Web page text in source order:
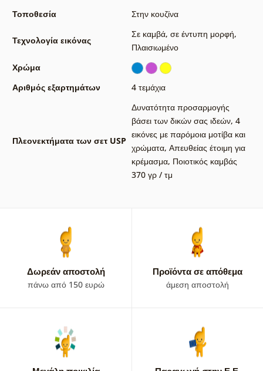
Τοποθεσία
Στην κουζίνα
Τεχνολογία εικόνας
Σε καμβά, σε έντυπη μορφή,
Πλαισιωμένο
Χρώμα
Αριθμός εξαρτημάτων
4 τεμάχια
Πλεονεκτήματα των σετ USP
Δυνατότητα προσαρμογής
βάσει των δικών σας ιδεών, 4
εικόνες με παρόμοια μοτίβα και
χρώματα, Απευθείας έτοιμη για
κρέμασμα, Ποιοτικός καμβάς
370 γρ / τμ
Δωρεάν αποστολή
πάνω από 150 ευρώ
Προϊόντα σε απόθεμα
άμεση αποστολή